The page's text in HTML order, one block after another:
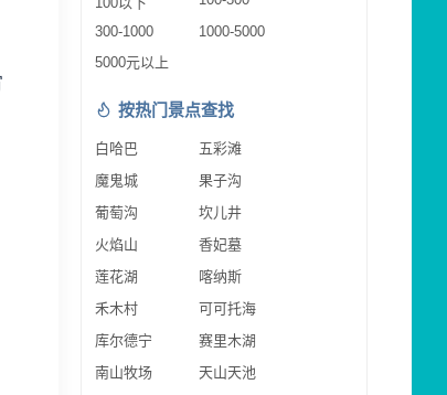
300-1000
1000-5000
5000元以上
按热门景点查找
白哈巴
五彩滩
魔鬼城
果子沟
葡萄沟
坎儿井
火焰山
香妃墓
莲花湖
喀纳斯
禾木村
可可托海
库尔德宁
赛里木湖
南山牧场
天山天池